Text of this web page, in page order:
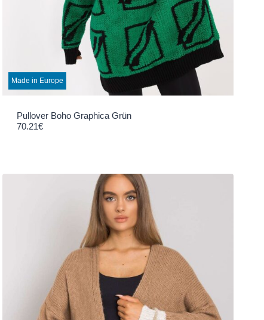
Made in Europe
Pullover Boho Graphica Grün
70.21€